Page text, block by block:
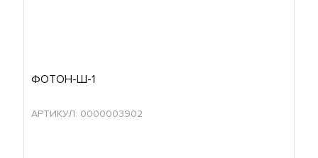
ФОТОН-Ш-1
АРТИКУЛ: 0000003902